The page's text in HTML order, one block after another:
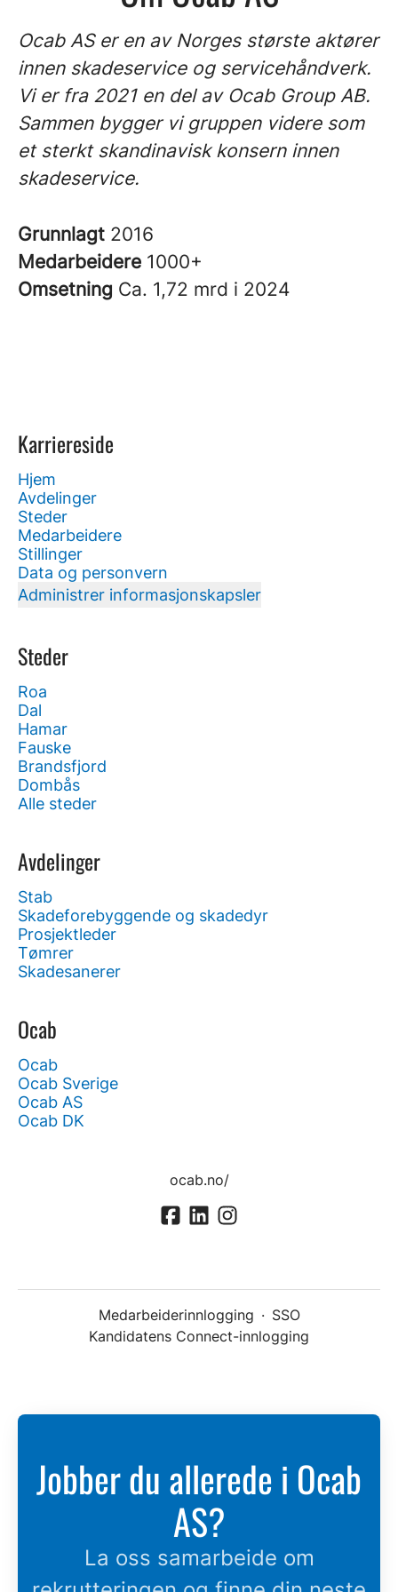
Ocab AS er en av Norges største aktører
innen skadeservice og servicehåndverk.
Vi er fra 2021 en del av Ocab Group AB.
Sammen bygger vi gruppen videre som
et sterkt skandinavisk konsern innen
skadeservice.
Grunnlagt 2016
Medarbeidere 1000+
Omsetning Ca. 1,72 mrd i 2024
Karriereside
Hjem
Avdelinger
Steder
Medarbeidere
Stillinger
Data og personvern
Administrer informasjonskapsler
Steder
Roa
Dal
Hamar
Fauske
Brandsfjord
Dombås
Alle steder
Avdelinger
Stab
Skadeforebyggende og skadedyr
Prosjektleder
Tømrer
Skadesanerer
Ocab
Ocab
Ocab Sverige
Ocab AS
Ocab DK
ocab.no/
Medarbeiderinnlogging · SSO
Kandidatens Connect-innlogging
Jobber du allerede i Ocab
AS?
La oss samarbeide om